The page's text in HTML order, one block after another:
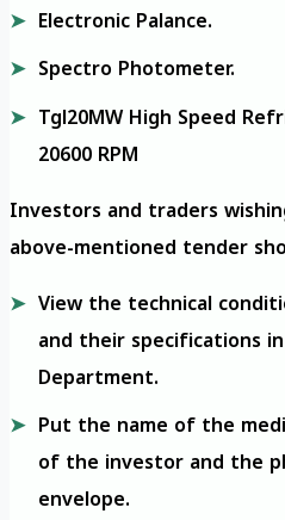
Electronic Palance.
Spectro Photometer.
Tgl20MW High Speed
20600 RPM
Investors and traders
above-mentioned tender
View the technical
and their specifications
Department.
Put the name of the
of the investor and the
envelope.